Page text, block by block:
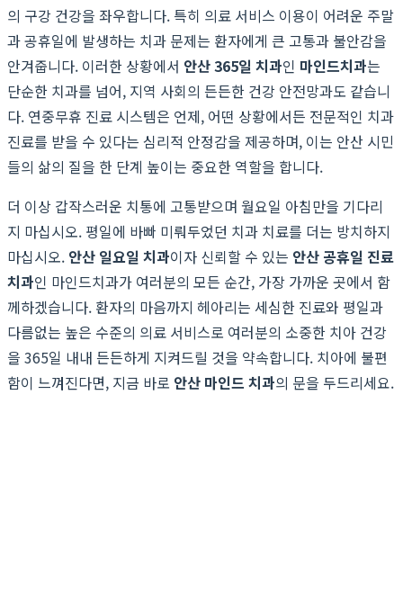
의 구강 건강을 좌우합니다. 특히 의료 서비스 이용이 어려운 주말
과 공휴일에 발생하는 치과 문제는 환자에게 큰 고통과 불안감을
안겨줍니다. 이러한 상황에서 안산 365일 치과인 마인드치과는
단순한 치과를 넘어, 지역 사회의 든든한 건강 안전망과도 같습니
다. 연중무휴 진료 시스템은 언제, 어떤 상황에서든 전문적인 치과
진료를 받을 수 있다는 심리적 안정감을 제공하며, 이는 안산 시민
들의 삶의 질을 한 단계 높이는 중요한 역할을 합니다.
더 이상 갑작스러운 치통에 고통받으며 월요일 아침만을 기다리
지 마십시오. 평일에 바빠 미뤄두었던 치과 치료를 더는 방치하지
마십시오. 안산 일요일 치과이자 신뢰할 수 있는 안산 공휴일 진료
치과인 마인드치과가 여러분의 모든 순간, 가장 가까운 곳에서 함
께하겠습니다. 환자의 마음까지 헤아리는 세심한 진료와 평일과
다름없는 높은 수준의 의료 서비스로 여러분의 소중한 치아 건강
을 365일 내내 든든하게 지켜드릴 것을 약속합니다. 치아에 불편
함이 느껴진다면, 지금 바로 안산 마인드 치과의 문을 두드리세요.